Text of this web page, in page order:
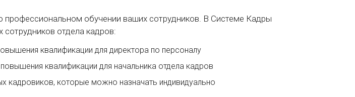
профессиональном обучении ваших сотрудников. В Системе Кадры
отдела кадров:
квалификации для директора по персоналу
квалификации для начальника отдела кадров
кадровиков, которые можно назначать индивидуально